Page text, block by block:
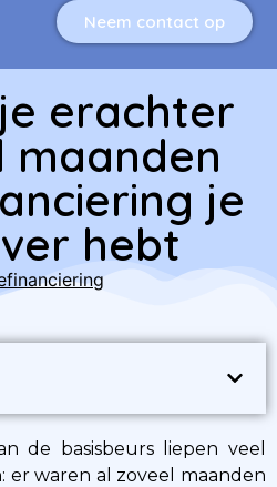
Neem contact op
erachter
maanden
je
hebt
de basisbeurs liepen veel
waren al zoveel maanden